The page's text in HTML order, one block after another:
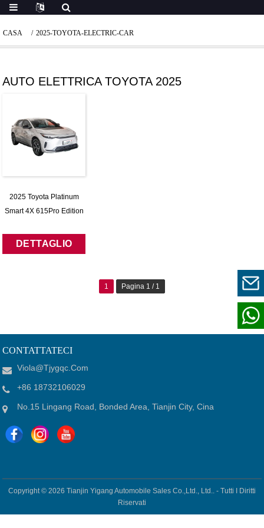
CASA 2025-TOYOTA-ELECTRIC-CAR
AUTO ELETTRICA TOYOTA 2025
2025 Toyota Platinum
Smart 4X 615Pro Edition
DETTAGLIO
1 Pagina 1 / 1
CONTATTATECI
Viola@tjygqc.com
+86 18732106029
No.15 Lingang Road, Bonded Area, Tianjin City, Cina
Copyright © 2026 Tianjin Yigang Automobile Sales Co.,Ltd., Ltd.. - Tutti I Diritti
Riservati